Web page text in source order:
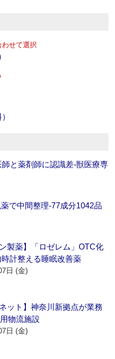
せて選択
と薬剤師に認識差‐獣医療専
で中間整理‐77成分1042品
ン製薬】「ロゼレム」OTC化
時計整える睡眠改善薬
日 (金)
ット】神奈川新拠点が業務
物流施設
日 (金)